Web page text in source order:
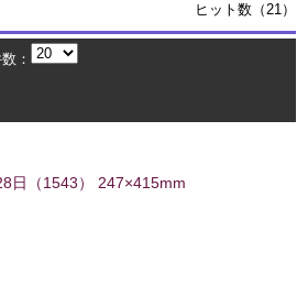
ヒット数（21）
：
日 （1543） 247×415mm